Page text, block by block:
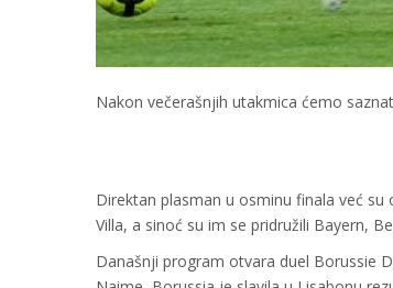
Nakon večerašnjih utakmica ćemo
Direktan plasman u osminu finala već
Villa, a sinoć su im se pridružili Bayern,
Današnji program otvara duel Borussie